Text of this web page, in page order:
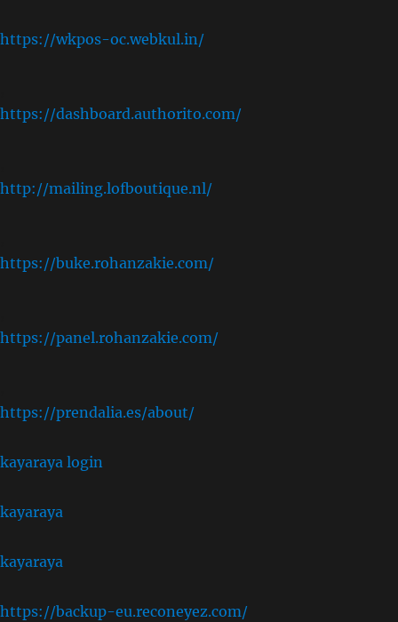
https://wkpos-oc.webkul.in/
https://dashboard.authorito.com/
http://mailing.lofboutique.nl/
https://buke.rohanzakie.com/
https://panel.rohanzakie.com/
https://prendalia.es/about/
kayaraya login
kayaraya
kayaraya
https://backup-eu.reconeyez.com/